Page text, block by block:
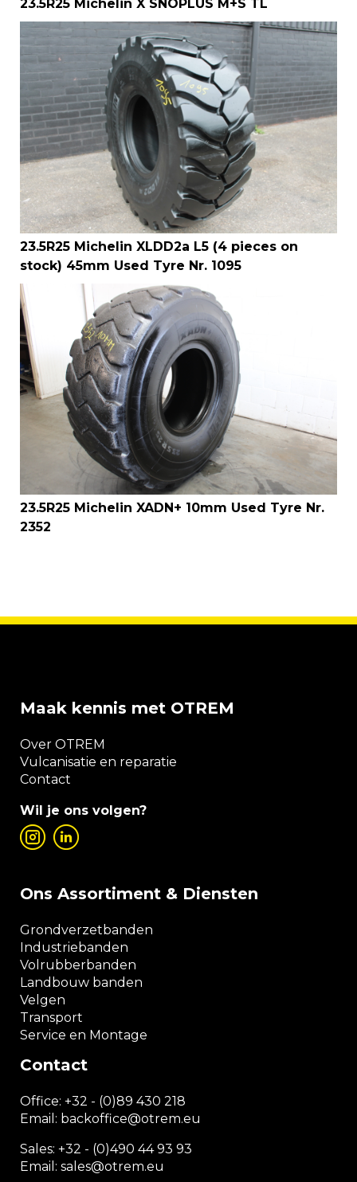
23.5R25 Michelin X SNOPLUS M+S TL
23.5R25 Michelin XLDD2a L5 (4 pieces on
stock) 45mm Used Tyre Nr. 1095
23.5R25 Michelin XADN+ 10mm Used Tyre Nr.
2352
Contact
Office: +32 - (0)89 430 218
Email: backoffice@otrem.eu
Sales: +32 - (0)490 44 93 93
Email: sales@otrem.eu
Ons Assortiment & Diensten
Grondverzetbanden
Industriebanden
Volrubberbanden
Landbouw banden
Velgen
Transport
Service en Montage
Maak kennis met OTREM
Over OTREM
Vulcanisatie en reparatie
Contact
Wil je ons volgen?